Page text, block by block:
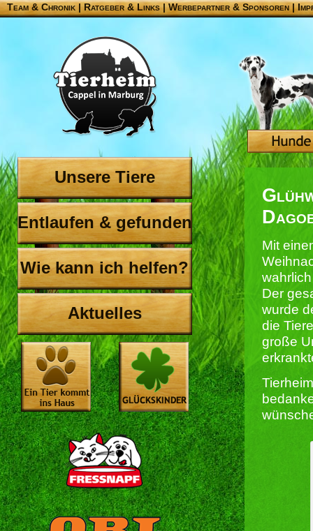
Team & Chronik |Ratgeber & Links|Werbepartner & Sponsoren|
Unsere Tiere
Entlaufen & gefunden
Wie kann ich helfen?
Aktuelles
Mit
Der
wurde
die
große